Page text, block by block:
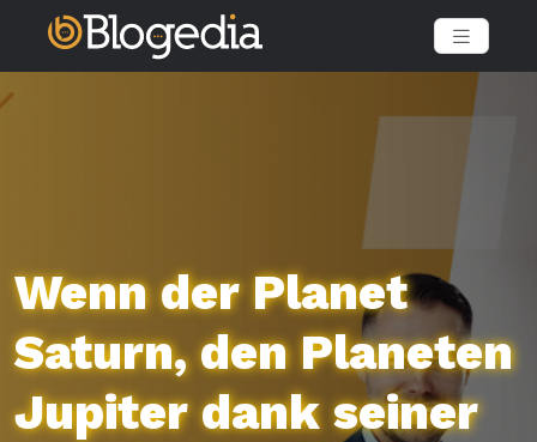
Wenn der Planet
Saturn, den Planeten
Jupiter dank seiner